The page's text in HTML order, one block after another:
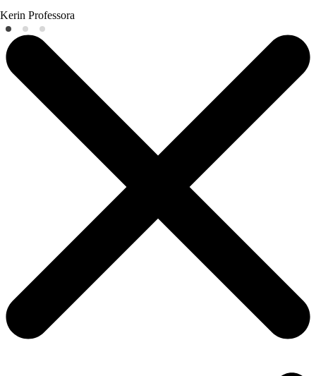
Kerin Professora